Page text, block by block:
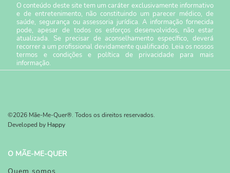
O conteúdo deste site tem um caráter exclusivamente informativo
e de entretenimento, não constituindo um parecer médico, de
saúde, segurança ou assessoria jurídica. A informação fornecida
pode, apesar de todos os esforços desenvolvidos, não estar
atualizada. Se precisar de aconselhamento específico, deverá
recorrer a um profissional devidamente qualificado. Leia os nossos
termos e condiçõese política de privacidade para mais
informação.
©2026 Mãe-Me-Quer®. Todos os direitos reservados.
Developed by Happy
O MÃE-ME-QUER